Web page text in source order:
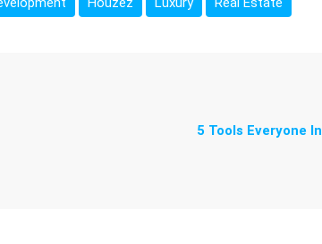
5 Tools Everyone